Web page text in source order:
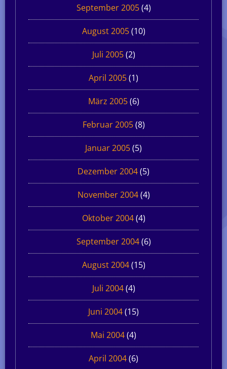
September 2005(4)
August 2005(10)
Juli 2005(2)
April 2005(1)
März 2005(6)
Februar 2005(8)
Januar 2005(5)
Dezember 2004(5)
November 2004(4)
Oktober 2004(4)
September 2004(6)
August 2004(15)
Juli 2004(4)
Juni 2004(15)
Mai 2004(4)
April 2004(6)